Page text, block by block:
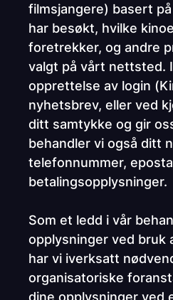
filmsjangere) basert
har besøkt, hvilke
foretrekker, og andre
valgt på vårt nettsted.
opprettelse av login
nyhetsbrev, eller ved
ditt samtykke og gir
behandler vi også ditt
telefonnummer,
betalingsopplysninger.
Som et ledd i vår
opplysninger ved bruk
har vi iverksatt
organisatoriske
dine opplysninger ved